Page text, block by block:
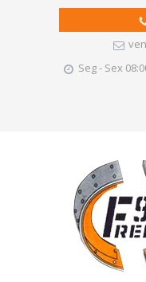
Seg - Sex